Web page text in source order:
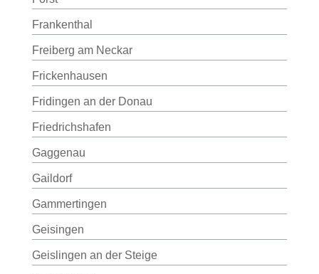
Frankenthal
Freiberg am Neckar
Frickenhausen
Fridingen an der Donau
Friedrichshafen
Gaggenau
Gaildorf
Gammertingen
Geisingen
Geislingen an der Steige